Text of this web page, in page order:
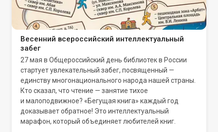
Весенний всероссийский интеллектуальный
забег
27 мая в Общероссийский день библиотек в России
стартует увлекательный забег, посвященный —
единству многонационального народа нашей страны.
Кто сказал, что чтение — занятие тихое
и малоподвижное? «Бегущая книга» каждый год
доказывает обратное! Это интеллектуальный
марафон, который объединяет любителей книг.